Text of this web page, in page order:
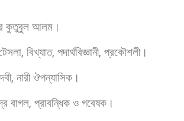
কুতুবুল আলম।
, বিখ্যাত, পদার্থবিজ্ঞানী, প্রকৌশলী।
, নারী ঔপন্যাসিক।
বাগল, প্রাবন্ধিক ও গবেষক।